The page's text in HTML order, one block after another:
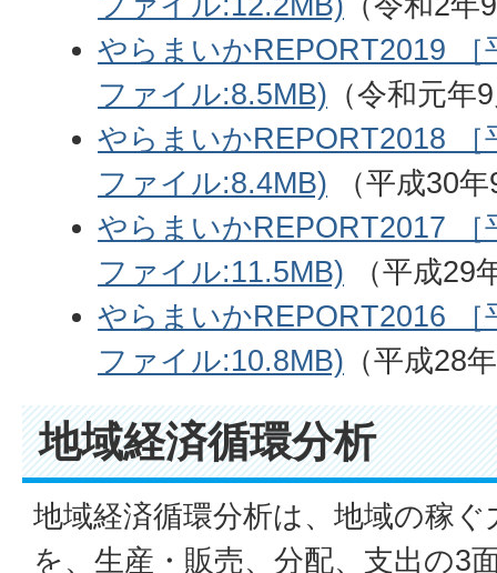
やらまいかREPORT2019 ［
ファイル:8.5MB) （令和元年
やらまいかREPORT2018 ［
ファイル:8.4MB) （平成30
やらまいかREPORT2017 ［
ファイル:11.5MB) （平成29
やらまいかREPORT2016 ［
ファイル:10.8MB) （平成28
地域経済循環分析
地域経済循環分析は、地域の稼
を、生産・販売、分配、支出の3